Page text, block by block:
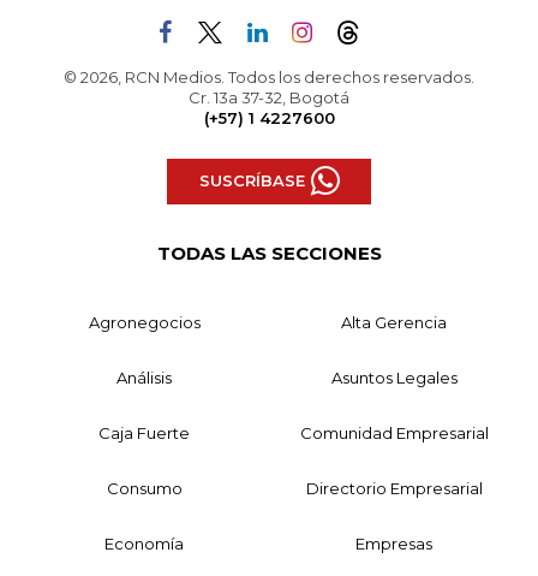
© 2026, RCN Medios. Todos los derechos reservados.
Cr. 13a 37-32, Bogotá
(+57) 1 4227600
SUSCRÍBASE
TODAS LAS SECCIONES
Agronegocios Alta Gerencia
Análisis Asuntos Legales
Caja Fuerte Comunidad Empresarial
Consumo Directorio Empresarial
Economía Empresas